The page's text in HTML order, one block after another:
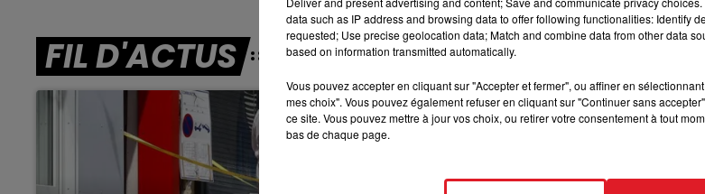
DEBOUT C'EST L'HEURE
12h00 - 13h00
RDL & VOUS
FIL D'ACTUS
data such as IP address and browsing data to offer following functionalities: Identify
requested; Use precise geolocation data; Match and combine data from other data
based on information transmitted automatically.
Vous pouvez accepter en cliquant sur "Accepter et fermer", ou affiner en
mes choix". Vous pouvez également refuser en cliquant sur "Continuer sans
ce site. Vous pouvez mettre à jour vos choix, ou retirer votre consentement à tout
bas de chaque page.